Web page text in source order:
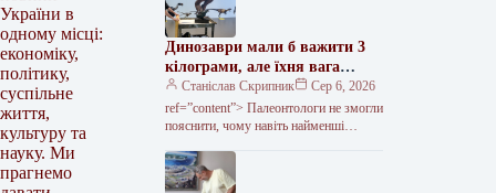
України в
одному місці:
економіку,
політику,
суспільне
життя,
культуру та
науку. Ми
прагнемо
Динозаври мали б важити 3
кілограми, але їхня вага
сягала тонни. Винними в
цьому визнали ссавців –
nauka.ua | Наука українською
Станіслав Скрипник
Сер 6, 2026
ref=”content”> Палеонтологи не змогли
пояснити, чому навiть найменшi
родичiв птахів. Згiдно з моделлю, що
розрахована…